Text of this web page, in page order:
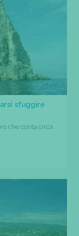
sfuggire
che conta circa